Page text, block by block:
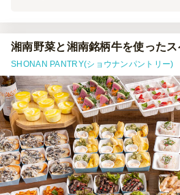
湘南野菜と湘南銘柄牛を使った
SHONAN PANTRY(ショウナンパントリー)